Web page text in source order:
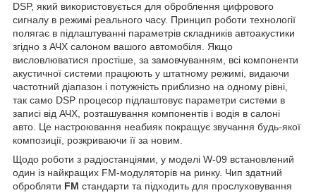
DSP, який використовується для оброблення цифрового
сигналу в режимі реального часу. Принцип роботи технології
полягає в підлаштуванні параметрів складників автоакустики
згідно з АЧХ салоном вашого автомобіля. Якщо
висловлюватися простіше, за замовчуванням, всі компоненти
акустичної системи працюють у штатному режимі, видаючи
частотний діапазон і потужність приблизно на одному рівні,
так само DSP процесор підлаштовує параметри системи в
записі від АЧХ, розташування компонентів і водія в салоні
авто. Це настроювання неабияк покращує звучання будь-якої
композиції, розкриваючи її за новим.
Щодо роботи з радіостанціями, у моделі W-09 встановлений
один із найкращих FM-модуляторів на ринку. Чип здатний
обробляти FM стандарти та підходить для прослуховування